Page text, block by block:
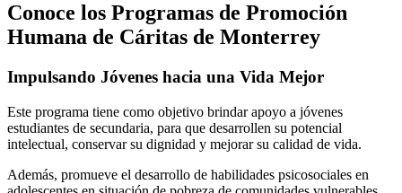
Conoce los Programas de Promoción
Humana de Cáritas de Monterrey
Impulsando Jóvenes hacia una Vida Mejor
Este programa tiene como objetivo brindar apoyo a jóvenes
estudiantes de secundaria, para que desarrollen su potencial
intelectual, conservar su dignidad y mejorar su calidad de vida.
Además, promueve el desarrollo de habilidades psicosociales en